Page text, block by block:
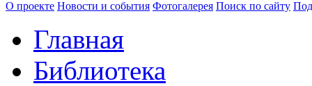
О проекте Новости и события Фотогалерея Поиск по сайту
Главная
Библиотека